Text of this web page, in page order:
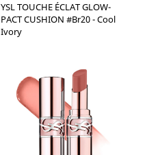
YSL TOUCHE ÉCLAT GLOW-
PACT CUSHION #Br20 - Cool
Ivory